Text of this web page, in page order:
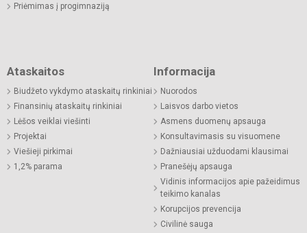
Priėmimas į progimnaziją
Ataskaitos
Biudžeto vykdymo ataskaitų rinkiniai
Finansinių ataskaitų rinkiniai
Lėšos veiklai viešinti
Projektai
Viešieji pirkimai
1,2% parama
Informacija
Nuorodos
Laisvos darbo vietos
Asmens duomenų apsauga
Konsultavimasis su visuomene
Dažniausiai užduodami klausimai
Pranešėjų apsauga
Vidinis informacijos apie pažeidimus
teikimo kanalas
Korupcijos prevencija
Civilinė sauga